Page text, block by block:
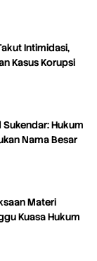
Intimidasi,
Kasus Korupsi
Sukendar: Hukum
Nama Besar
Materi
Kuasa Hukum